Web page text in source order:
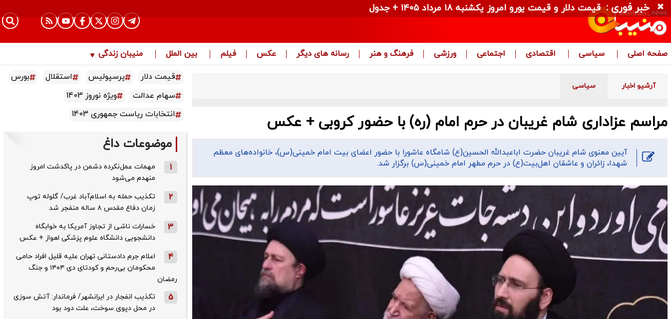
صفحه اصلی سیاسی اقتصادی اجتماعی ورزشی فرهنگ و هنر رسانه های دیگر عکس فیلم بین الملل منیبان زندگی
آرشیو اخبار سیاسی
مراسم عزاداری شام غریبان در حرم امام (ره) با حضور کروبی + عکس
آیین معنوی شام غریبان حضرت اباعبدالله الحسین(ع) شامگاه عاشورا با حضور اعضای بیت امام خمینی(س)، خانواده‌های معظم
شهدا، زائران و عاشقان اهل‌بیت(ع) در حرم مطهر امام خمینی(س) برگزار شد.
قیمت دلار پرسپولیس استقلال
بورس
سهام عدالت
ویژه نوروز 1403
انتخابات ریاست جمهوری 1403
موضوعات داغ
1
مهمات عمل‌نکرده دشمن در پاکدشت امروز
منهدم می‌شود
2
تکذیب حمله به اسلام‌آباد غرب/ گلوله توپ
زمان دفاع مقدس ۸ ساله منفجر شد
3
خسارات ناشی از تجاوز آمریکا به خوابگاه
دانشجویی دانشگاه علوم پزشکی اهواز + عکس
4
اعلام جرم دادستانی تهران علیه قلیل افراد حامی
محکومان بی‌رحم و کودتای دی‌ ۱۴۰۴ و جنگ
رمضان
5
تکذیب ‌انفجار در ایرانشهر/ فرماندار: آتش سوزی
در محل دپوی سوخت، علت دود بود
خبر فوری : قیمت دلار و قیمت یورو امروز یکشنبه ۱۸ مرداد ۱۴۰۵ + جدول